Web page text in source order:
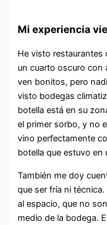
Mi experiencia
He visto restaurantes
un cuarto oscuro con
ven bonitos, pero
visto bodegas
botella está en su
el primer sorbo, y no
vino perfectamente
botella que estuvo en
También me doy
que ser fría ni
al espacio, que no
medio de la bodega.